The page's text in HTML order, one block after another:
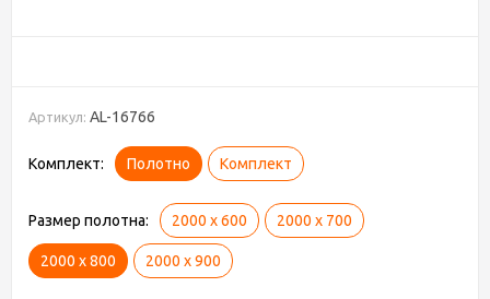
Артикул: AL-16766
Комплект: Полотно Комплект
Размер полотна: 2000 х 600 2000 х 700
2000 х 800 2000 х 900